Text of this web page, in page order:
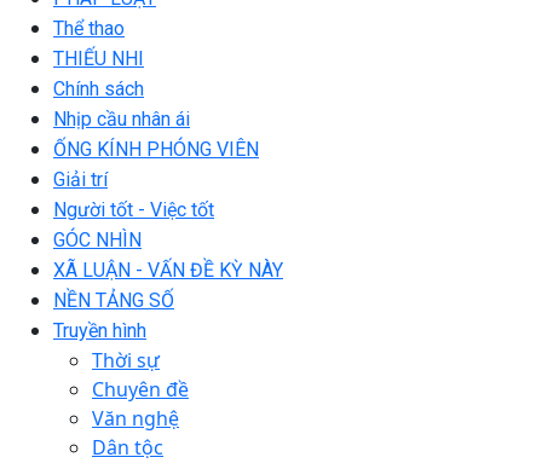
Thể thao
THIẾU NHI
Chính sách
Nhịp cầu nhân ái
ỐNG KÍNH PHÓNG VIÊN
Giải trí
Người tốt - Việc tốt
GÓC NHÌN
XÃ LUẬN - VẤN ĐỀ KỲ NÀY
NỀN TẢNG SỐ
Truyền hình
Thời sự
Chuyên đề
Văn nghệ
Dân tộc